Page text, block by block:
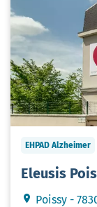
EHPAD Alzheimer
Eleusis
Poissy -